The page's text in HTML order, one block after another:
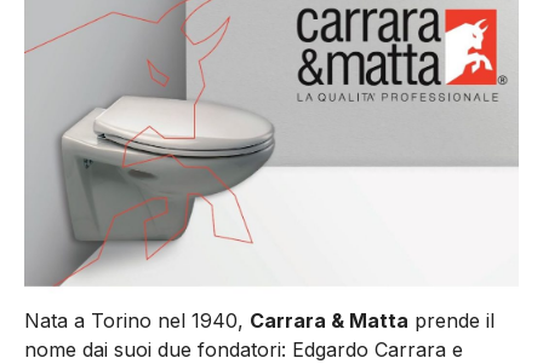
Nata a Torino nel 1940, Carrara & Matta prende il
nome dai suoi due fondatori: Edgardo Carrara e